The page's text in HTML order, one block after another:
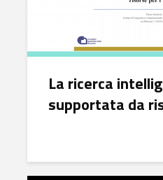
La ricerca
supportata da